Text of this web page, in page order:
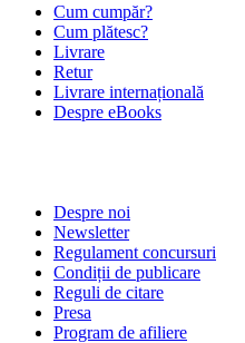
Cum cumpăr?
Cum plătesc?
Livrare
Retur
Livrare internațională
Despre eBooks
Despre noi
Newsletter
Regulament concursuri
Condiții de publicare
Reguli de citare
Presa
Program de afiliere